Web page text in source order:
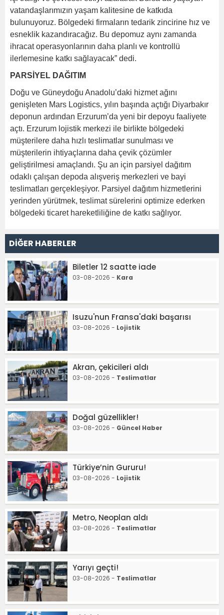
vatandaşlarımızın yaşam kalitesine de katkıda
bulunuyoruz. Bölgedeki firmaların tedarik zincirine hız ve
esneklik kazandıracağız. Bu depomuz aynı zamanda
ihracat operasyonlarının daha planlı ve kontrollü
ilerlemesine katkı sağlayacak” dedi.
PARSİYEL DAĞITIM
Doğu ve Güneydoğu Anadolu’daki hizmet ağını
genişleten Mars Logistics, yılın başında açtığı Diyarbakır
deponun ardından Erzurum’da yeni bir depoyu faaliyete
açtı. Erzurum lojistik merkezi ile birlikte bölgedeki
müşterilere daha hızlı teslimatlar sunulması ve
müşterilerin ihtiyaçlarına daha çevik çözümler
geliştirilmesi amaçlandı. Şu an için parsiyel dağıtım
odaklı çalışan depoda alışveriş merkezleri ve bayi
teslimatları gerçekleşiyor. Parsiyel dağıtım hizmetlerini
yerinden yürütmek, teslimat sürelerini optimize ederken
bölgedeki ticaret hareketliliğine de katkı sağlıyor.
DİĞER HABERLER
Biletler 12 saatte iade
03-08-2026 - Kara
Isuzu'nun Fransa'daki başarısı
03-08-2026 - Lojistik
Akran, çekicileri aldı
03-08-2026 - Teslimatlar
Doğal güzellikler!
03-08-2026 - Güncel Haber
Türkiye’nin Gururu!
03-08-2026 - Lojistik
Metro, Neoplan aldı
03-08-2026 - Teslimatlar
Yarıyı geçti!
03-08-2026 - Teslimatlar